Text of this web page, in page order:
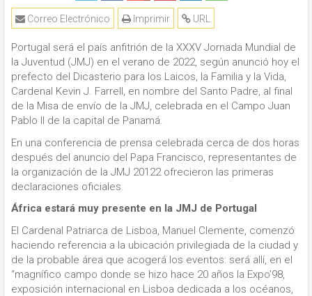
URL
Imprimir
Correo Electrónico
Portugal será el país anfitrión de la XXXV Jornada Mundial de
la Juventud (JMJ) en el verano de 2022, según anunció hoy el
prefecto del Dicasterio para los Laicos, la Familia y la Vida,
Cardenal Kevin J. Farrell, en nombre del Santo Padre, al final
de la Misa de envío de la JMJ, celebrada en el Campo Juan
Pablo II de la capital de Panamá.
En una conferencia de prensa celebrada cerca de dos horas
después del anuncio del Papa Francisco, representantes de
la organización de la JMJ 20122 ofrecieron las primeras
declaraciones oficiales.
África estará muy presente en la JMJ de Portugal
El Cardenal Patriarca de Lisboa, Manuel Clemente, comenzó
haciendo referencia a la ubicación privilegiada de la ciudad y
de la probable área que acogerá los eventos: será allí, en el
“magnífico campo donde se hizo hace 20 años la Expo’98,
exposición internacional en Lisboa dedicada a los océanos,